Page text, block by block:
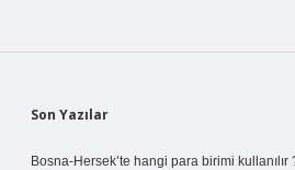
Sidebar
Son Yazılar
Bosna-Hersek’te hangi para birimi kullanılır